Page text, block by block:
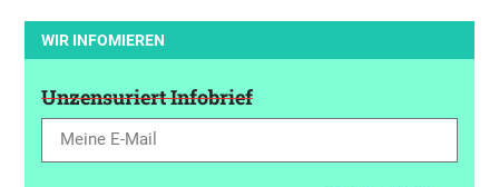
WIR INFOMIEREN
Unzensuriert Infobrief